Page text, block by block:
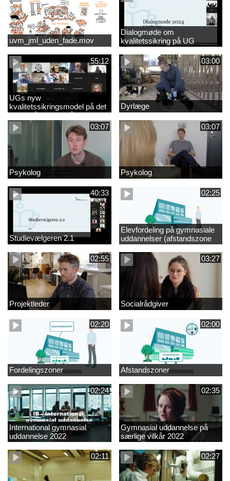
uvm_jml_uden_fade.mov
Dialogmøde om
kvalitetssikring på UG
55:12
UGs nyw
kvalitetssikringsmodel på det
videregående område
03:00
Dyrlæge
03:07
Psykolog
03:07
Psykolog
40:33
Studievælgeren 2.1
02:25
Elevfordeling på gymnasiale
uddannelser (afstandszone
redigeret)
02:55
Projektleder
03:27
Socialrådgiver
02:20
Fordelingszoner
02:00
Afstandszoner
02:24
International gymnasial
uddannelse 2022
02:35
Gymnasial uddannelse på
særlige vilkår 2022
02:11 02:27